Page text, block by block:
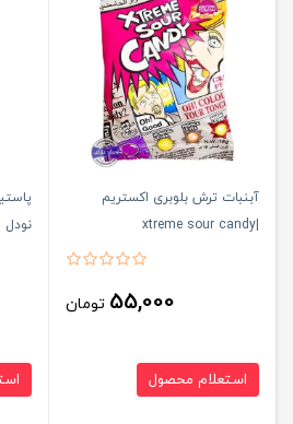
آبنبات ترش بلوبری اکستریم
|xtreme sour candy
55,000 تومان
استعلام محصول